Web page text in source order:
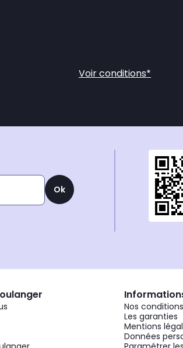
Voir conditions*
Ok
Nos
Les garanties
Mentions
Données